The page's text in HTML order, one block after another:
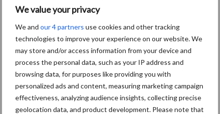
We value your privacy
We and our 4 partners use cookies and other tracking
technologies to improve your experience on our website. We
may store and/or access information from your device and
process the personal data, such as your IP address and
browsing data, for purposes like providing you with
personalized ads and content, measuring marketing campaign
effectiveness, analyzing audience insights, collecting precise
geolocation data, and product development. Please note that
Primaire
Sidebar
Recent nieuws Partner nieuws
6 aug
"Hoge verwachtingen van schijven
voor kouters"
Toon meer